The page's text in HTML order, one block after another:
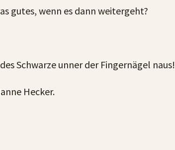
gutes, wenn es dann weitergeht?
Schwarze unner der Fingernägel naus!
Hecker.